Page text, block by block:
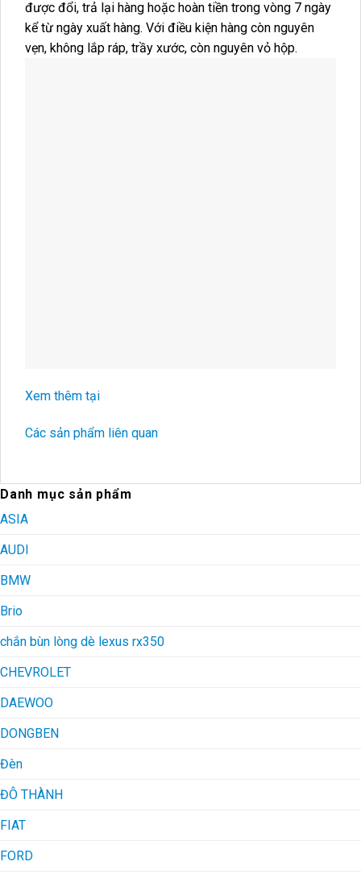
được đổi, trả lại hàng hoặc hoàn tiền trong vòng 7 ngày
kể từ ngày xuất hàng. Với điều kiện hàng còn nguyên
vẹn, không lắp ráp, trầy xước, còn nguyên vỏ hộp.
Xem thêm tại
Các sản phẩm liên quan
Danh mục sản phẩm
ASIA
AUDI
BMW
Brio
chắn bùn lòng dè lexus rx350
CHEVROLET
DAEWOO
DONGBEN
Đèn
ĐÔ THÀNH
FIAT
FORD